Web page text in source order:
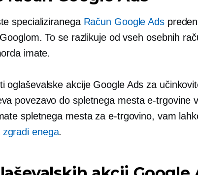
specializiranega Račun Google Ads
To se razlikuje od vseh osebnih
imate.
oglaševalske akcije Google Ads za
povezavo do spletnega mesta e-trgovine
spletnega mesta za e-trgovino, vam
zgradi enega.